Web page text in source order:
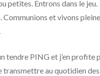
petites. Entrons dans le jeu.
et vivons
tendre PING et j’en profite
transmettre au quotidien